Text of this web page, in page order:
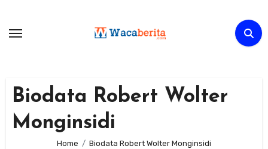
content
Biodata Robert Wolter
Monginsidi
Home Biodata Robert Wolter Monginsidi